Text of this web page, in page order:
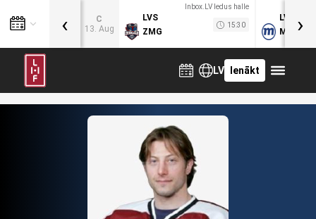
C
13. Aug
Inbox.LV ledus halle
LVS
ZMG
15:30
LVB
MOG
‹ ›
LV Ienākt